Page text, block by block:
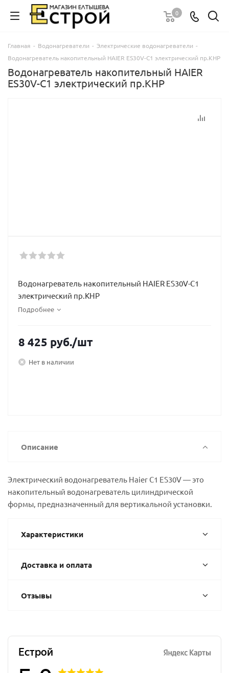
0
Главная - Водонагреватели - Электрические водонагреватели -
Водонагреватель накопительный HAIER ES30V-C1 электрический пр.КНР
Водонагреватель накопительный HAIER
ES30V-C1 электрический пр.КНР
Водонагреватель накопительный HAIER ES30V-C1
электрический пр.КНР
Подробнее
8 425 руб./шт
Нет в наличии
Описание
Электрический водонагреватель Haier C1 ES30V — это
накопительный водонагреватель цилиндрической
формы, предназначенный для вертикальной установки.
Характеристики
Доставка и оплата
Отзывы